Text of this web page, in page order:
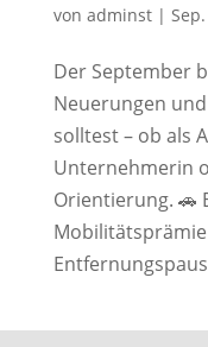
von adminst|
Der September
Neuerungen
solltest – ob als
Unternehmerin
Orientierung. 🚗
Mobilitätsprämie